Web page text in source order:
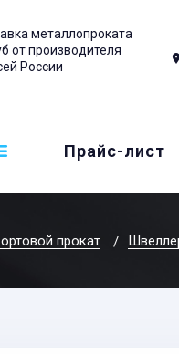
металлопроката
от производителя
России
Прайс-лист
прокат